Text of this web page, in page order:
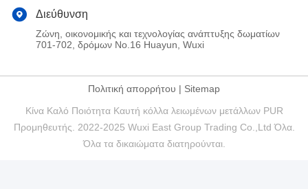
Διεύθυνση
Ζώνη, οικονομικής και τεχνολογίας ανάπτυξης δωματίων
701-702, δρόμων No.16 Huayun, Wuxi
Πολιτική απορρήτου | Sitemap
Κίνα Καλό Ποιότητα Καυτή κόλλα λειωμένων μετάλλων PUR
Προμηθευτής. 2022-2025 Wuxi East Group Trading Co.,Ltd Όλα.
Όλα τα δικαιώματα διατηρούνται.